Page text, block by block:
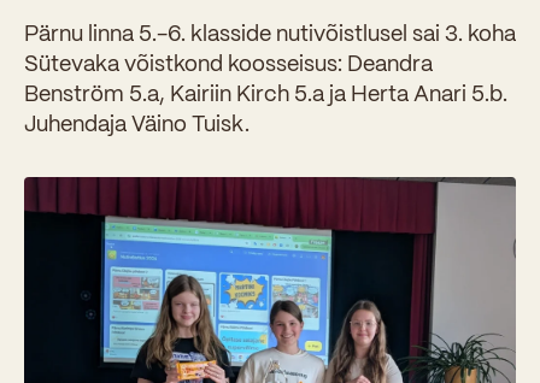
Pärnu linna 5.-6. klasside nutivõistlusel sai 3. koha
Sütevaka võistkond koosseisus: Deandra
Benström 5.a, Kairiin Kirch 5.a ja Herta Anari 5.b.
Juhendaja Väino Tuisk.